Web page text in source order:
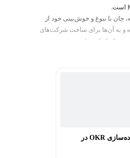
گذشته، جان با نبوغ و خوش‌بینی خود از
و به آن‌ها برای ساخت شرکت‌های
جسور کمک کرده است.
و دستیابی به اهداف بزرگ. جان
بهبود نظام سلامت، آموزش، مقابله
با فقر جهانی علاقه‌مند است و
آینده تشویق می‌کند.
آموزش پیاده‌سازی OKR در